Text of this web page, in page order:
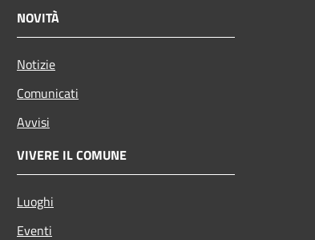
NOVITÀ
Notizie
Comunicati
Avvisi
VIVERE IL COMUNE
Luoghi
Eventi